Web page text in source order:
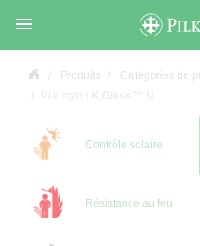

Produits Categories de
Contrôle solaire
Résistance au feu